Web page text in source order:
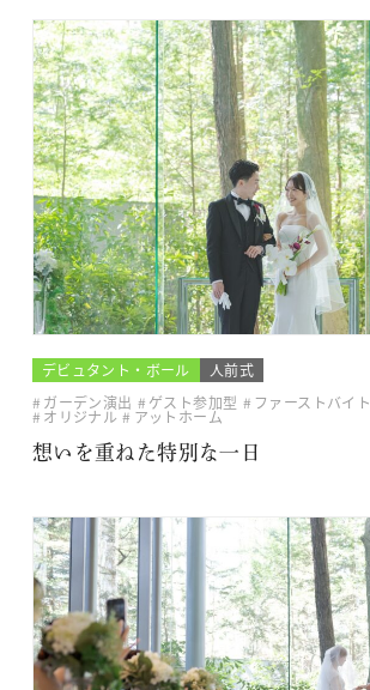
デビュタント・ボール
人前式
ガーデン演出
ゲスト参加型 ファーストバイト
オリジナル
アットホーム
想いを重ねた特別な一日